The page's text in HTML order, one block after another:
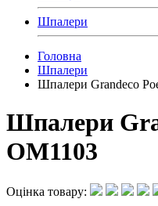
Шпалери
Головна
Шпалери
Шпалери Grandeco
Шпалери
OM1103
Оцінка товару: